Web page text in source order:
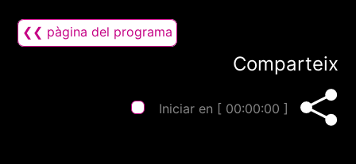
❮❮ pàgina del programa
Comparteix
Iniciar en [ 00:00:00 ]